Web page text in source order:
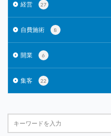
経営 27
自費施術 8
開業 6
集客 22